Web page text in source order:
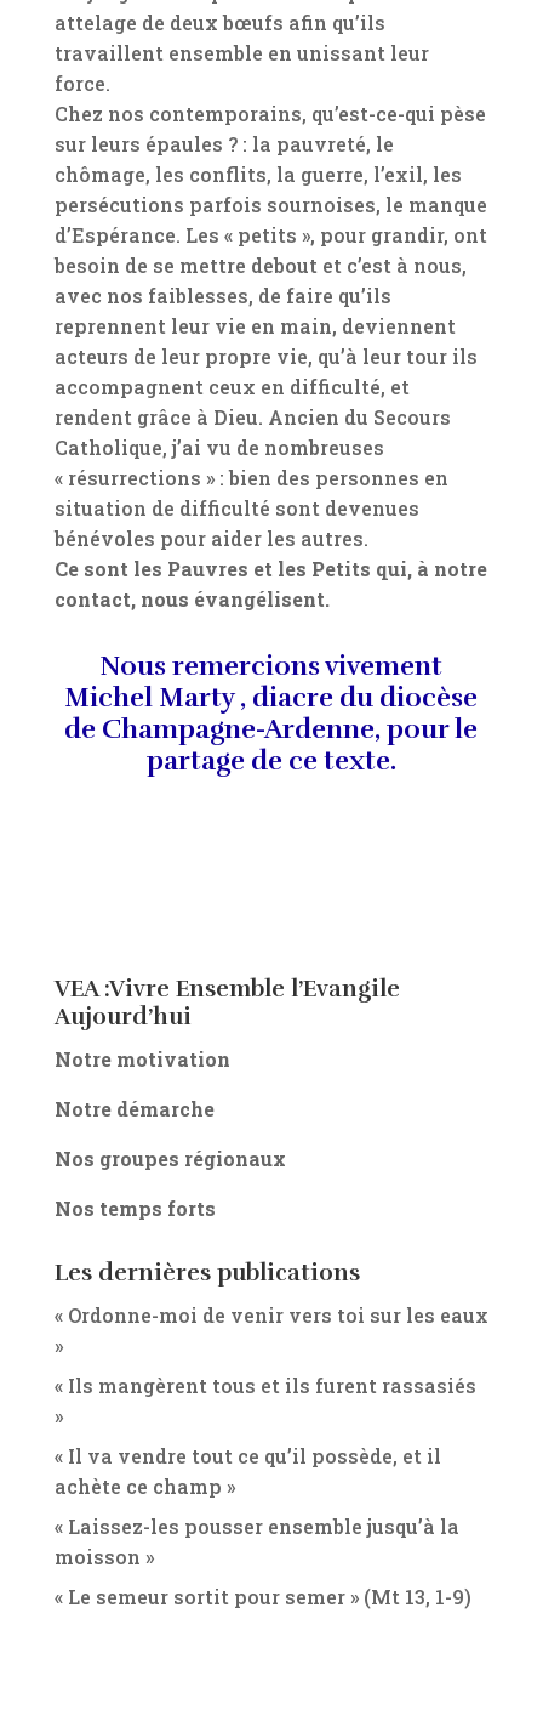
attelage de deux bœufs afin qu’ils
travaillent ensemble en unissant leur
force.
Chez nos contemporains, qu’est-ce-qui pèse
sur leurs épaules ? : la pauvreté, le
chômage, les conflits, la guerre, l’exil, les
persécutions parfois sournoises, le manque
d’Espérance. Les « petits », pour grandir, ont
besoin de se mettre debout et c’est à nous,
avec nos faiblesses, de faire qu’ils
reprennent leur vie en main, deviennent
acteurs de leur propre vie, qu’à leur tour ils
accompagnent ceux en difficulté, et
rendent grâce à Dieu. Ancien du Secours
Catholique, j’ai vu de nombreuses
« résurrections » : bien des personnes en
situation de difficulté sont devenues
bénévoles pour aider les autres.
Ce sont les Pauvres et les Petits qui, à notre
contact, nous évangélisent.
Nous remercions vivement
Michel Marty , diacre du diocèse
de Champagne-Ardenne, pour le
partage de ce texte.
VEA :Vivre Ensemble l’Evangile
Aujourd’hui
Notre motivation
Notre démarche
Nos groupes régionaux
Nos temps forts
Les dernières publications
« Ordonne-moi de venir vers toi sur les eaux
»
« Ils mangèrent tous et ils furent rassasiés
»
« Il va vendre tout ce qu’il possède, et il
achète ce champ »
« Laissez-les pousser ensemble jusqu’à la
moisson »
« Le semeur sortit pour semer » (Mt 13, 1-9)